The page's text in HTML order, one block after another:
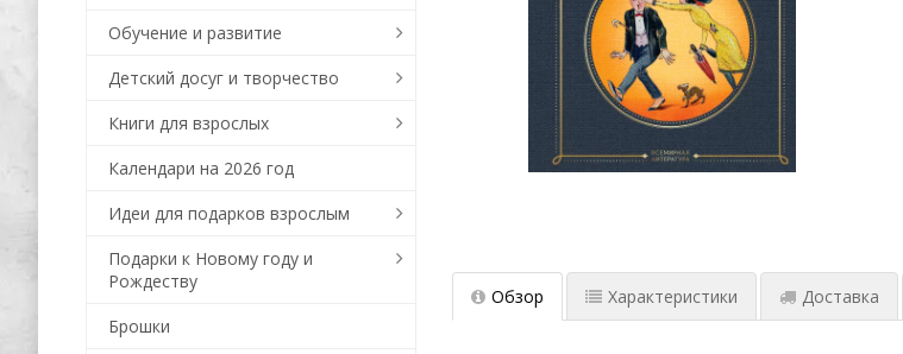
Обзор Характеристики Доставка
Обучение и развитие
Детский досуг и творчество
Книги для взрослых
Календари на 2026 год
Идеи для подарков взрослым
Подарки к Новому году и
Рождеству
Брошки